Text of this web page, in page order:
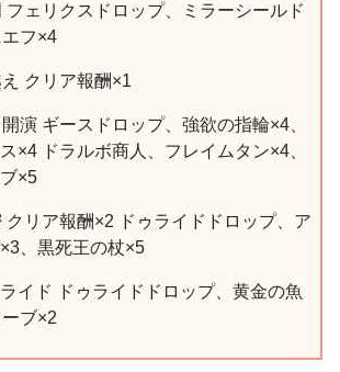
フェリクスドロップ、ミラーシールド
フ×4
クリア報酬×1
演 ギースドロップ、強欲の指輪×4、
×4 ドラルボ商人、フレイムタン×4、
×5
クリア報酬×2 ドゥライドドロップ、ア
、黒死王の杖×5
イド ドゥライドドロップ、黄金の魚
ブ×2